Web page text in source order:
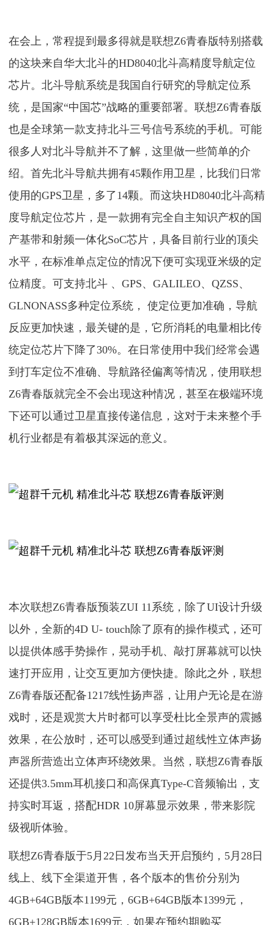
在会上，常程提到最多得就是联想Z6青春版特别搭载
的这块来自华大北斗的HD8040北斗高精度导航定位
芯片。北斗导航系统是我国自行研究的导航定位系
统，是国家“中国芯”战略的重要部署。联想Z6青春版
也是全球第一款支持北斗三号信号系统的手机。可能
很多人对北斗导航并不了解，这里做一些简单的介
绍。首先北斗导航共拥有45颗作用卫星，比我们日常
使用的GPS卫星，多了14颗。而这块HD8040北斗高精
度导航定位芯片，是一款拥有完全自主知识产权的国
产基带和射频一体化SoC芯片，具备目前行业的顶尖
水平，在标准单点定位的情况下便可实现亚米级的定
位精度。可支持北斗 、GPS、GALILEO、QZSS、
GLNONASS多种定位系统， 使定位更加准确，导航
反应更加快速，最关键的是，它所消耗的电量相比传
统定位芯片下降了30%。在日常使用中我们经常会遇
到打车定位不准确、导航路径偏离等情况，使用联想
Z6青春版就完全不会出现这种情况，甚至在极端环境
下还可以通过卫星直接传递信息，这对于未来整个手
机行业都是有着极其深远的意义。
本次联想Z6青春版预装ZUI 11系统，除了UI设计升级
以外，全新的4D U- touch除了原有的操作模式，还可
以提供体感手势操作，晃动手机、敲打屏幕就可以快
速打开应用，让交互更加方便快捷。除此之外，联想
Z6青春版还配备1217线性扬声器，让用户无论是在游
戏时，还是观赏大片时都可以享受杜比全景声的震撼
效果，在公放时，还可以感受到通过超线性立体声扬
声器所营造出立体声环绕效果。当然，联想Z6青春版
还提供3.5mm耳机接口和高保真Type-C音频输出，支
持实时耳返，搭配HDR 10屏幕显示效果，带来影院
级视听体验。
联想Z6青春版于5月22日发布当天开启预约，5月28日
线上、线下全渠道开售，各个版本的售价分别为
4GB+64GB版本1199元，6GB+64GB版本1399元，
6GB+128GB版本1699元，如果在预约期购买